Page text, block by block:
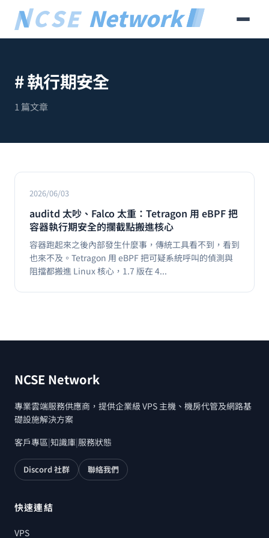
# 執行期安全
1 篇文章
2026/06/03
auditd 太吵、Falco 太重：Tetragon 用 eBPF 把
容器執行期安全的攔截點搬進核心
容器跑起來之後內部發生什麼事，傳統工具看不到，看到
也來不及。Tetragon 用 eBPF 把可疑系統呼叫的偵測與
阻擋都搬進 Linux 核心，1.7 版在 4...
NCSE Network
專業雲端服務供應商，提供企業級 VPS 主機、機房代管及網路基
礎設施解決方案
客戶專區|知識庫|服務狀態
Discord 社群 聯絡我們
快速連結
VPS